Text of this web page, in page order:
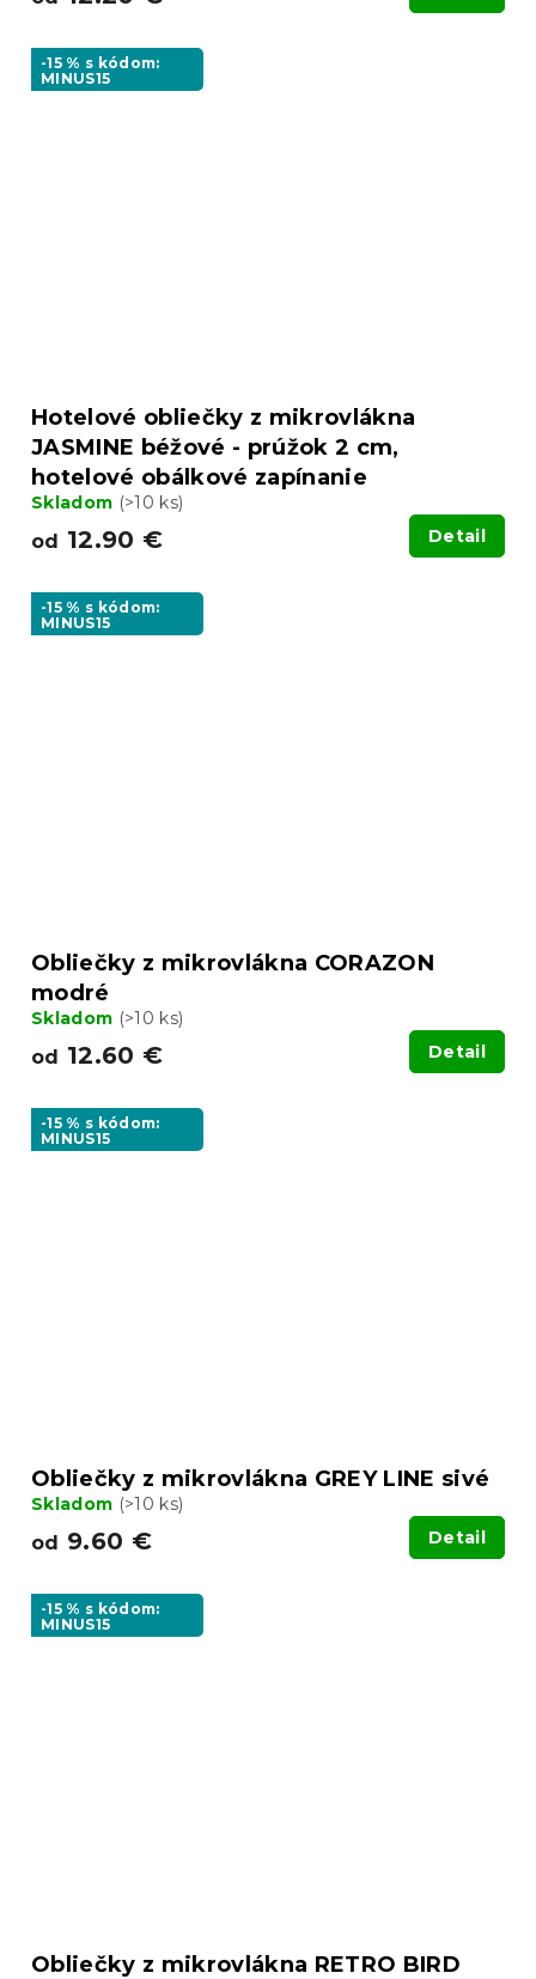
-15 % s kódom:
MINUS15
Hotelové obliečky z mikrovlákna
JASMINE béžové - prúžok 2 cm,
hotelové obálkové zapínanie
Skladom (>10 ks)
od 12.90 € Detail
-15 % s kódom:
MINUS15
Obliečky z mikrovlákna CORAZON
modré
Skladom (>10 ks)
od 12.60 € Detail
-15 % s kódom:
MINUS15
Obliečky z mikrovlákna GREY LINE sivé
Skladom (>10 ks)
od 9.60 € Detail
-15 % s kódom:
MINUS15
Obliečky z mikrovlákna RETRO BIRD